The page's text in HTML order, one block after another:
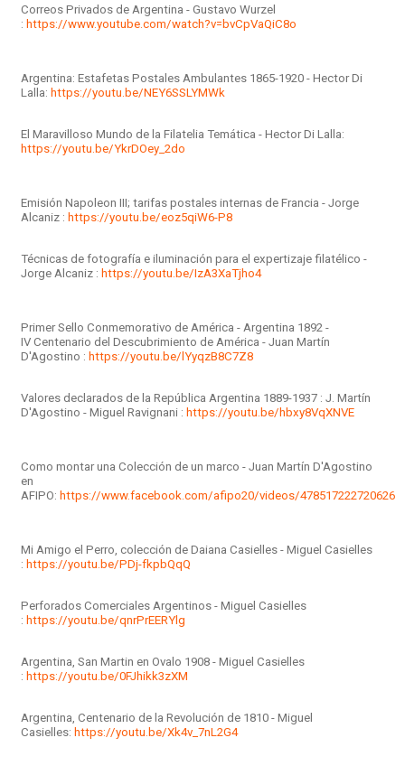
Correos Privados de Argentina - Gustavo Wurzel
: https://www.youtube.com/watch?v=bvCpVaQiC8o
Argentina: Estafetas Postales Ambulantes 1865-1920 - Hector Di
Lalla: https://youtu.be/NEY6SSLYMWk
El Maravilloso Mundo de la Filatelia Temática - Hector Di Lalla:
https://youtu.be/YkrDOey_2do
Emisión Napoleon III; tarifas postales internas de Francia - Jorge
Alcaniz : https://youtu.be/eoz5qiW6-P8
Técnicas de fotografía e iluminación para el expertizaje filatélico -
Jorge Alcaniz : https://youtu.be/IzA3XaTjho4
Primer Sello Conmemorativo de América - Argentina 1892 -
IV Centenario del Descubrimiento de América - Juan Martín
D'Agostino : https://youtu.be/lYyqzB8C7Z8
Valores declarados de la República Argentina 1889-1937 : J. Martín
D'Agostino - Miguel Ravignani : https://youtu.be/hbxy8VqXNVE
Como montar una Colección de un marco - Juan Martín D'Agostino
en
AFIPO: https://www.facebook.com/afipo20/videos/478517222720626
Mi Amigo el Perro, colección de Daiana Casielles - Miguel Casielles
: https://youtu.be/PDj-fkpbQqQ
Perforados Comerciales Argentinos - Miguel Casielles
: https://youtu.be/qnrPrEERYlg
Argentina, San Martin en Ovalo 1908 - Miguel Casielles
: https://youtu.be/0FJhikk3zXM
Argentina, Centenario de la Revolución de 1810 - Miguel
Casielles: https://youtu.be/Xk4v_7nL2G4